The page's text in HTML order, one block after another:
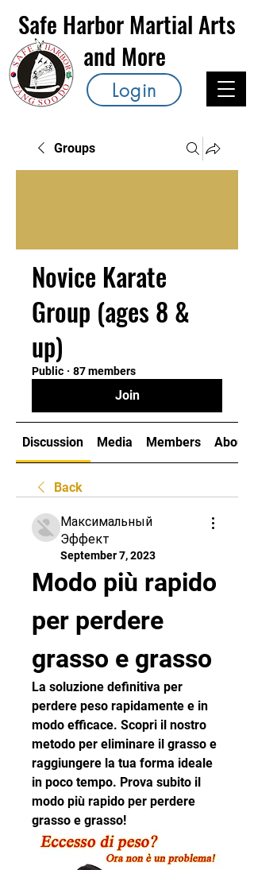
Safe Harbor Martial Arts
and More
Login
Groups
Novice Karate
Group (ages 8 &
up)
Public · 87 members
Join
Discussion Media Members About
Back
Максимальный
Эффект
September 7, 2023
Modo più rapido
per perdere
grasso e grasso
La soluzione definitiva per
perdere peso rapidamente e in
modo efficace. Scopri il nostro
metodo per eliminare il grasso e
raggiungere la tua forma ideale
in poco tempo. Prova subito il
modo più rapido per perdere
grasso e grasso!